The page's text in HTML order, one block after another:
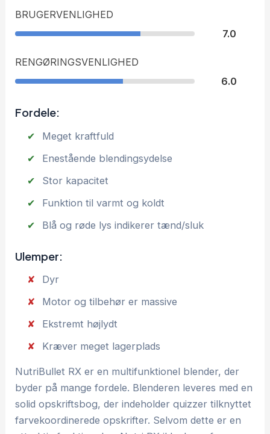
BRUGERVENLIGHED
7.0
RENGØRINGSVENLIGHED
6.0
Fordele:
Meget kraftfuld
Enestående blendingsydelse
Stor kapacitet
Funktion til varmt og koldt
Blå og røde lys indikerer tænd/sluk
Ulemper:
Dyr
Motor og tilbehør er massive
Ekstremt højlydt
Kræver meget lagerplads
NutriBullet RX er en multifunktionel blender, der
byder på mange fordele. Blenderen leveres med en
solid opskriftsbog, der indeholder quizzer tilknyttet
farvekoordinerede opskrifter. Selvom dette er en